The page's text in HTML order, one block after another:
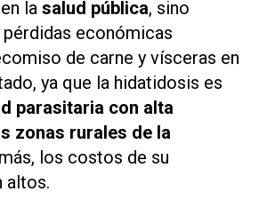
la salud pública, sino
económicas
de carne y vísceras en
ya que la hidatidosis es
parasitaria con alta
zonas rurales de la
los costos de su
altos.